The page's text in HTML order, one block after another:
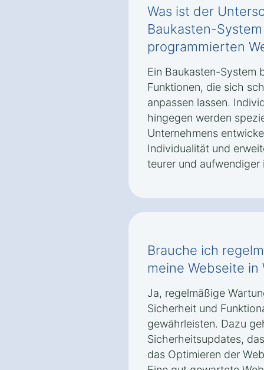
Was ist der
Baukasten-
programmierten
Ein Baukasten-System
Funktionen, die sich
anpassen lassen.
hingegen werden
Unternehmens
Individualität und
teurer und aufwendiger
Brauche ich
meine Webseite in
Ja, regelmäßige
Sicherheit und
gewährleisten. Dazu
Sicherheitsupdates,
das Optimieren der